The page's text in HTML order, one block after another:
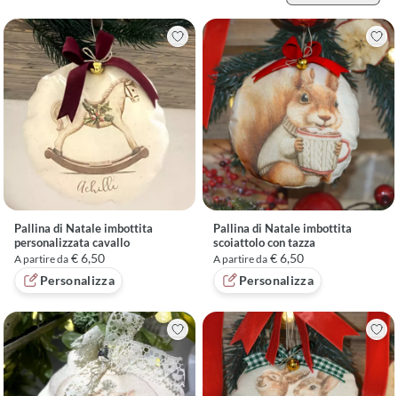
Pallina di Natale imbottita
personalizzata cavallo
A partire da € 6,50
Personalizza
Pallina di Natale imbottita
scoiattolo con tazza
A partire da € 6,50
Personalizza